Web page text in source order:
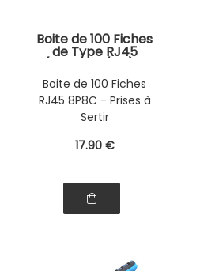
Boite de 100 Fiches
de Type RJ45
(Prises 8P/8C) à
sertir -
Transparentes
Boite de 100 Fiches
RJ45 8P8C - Prises à
Sertir
17.90 €